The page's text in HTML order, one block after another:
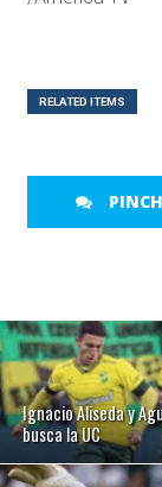
RELATED ITEMS
Ignacio Aliseda y
busca la UC